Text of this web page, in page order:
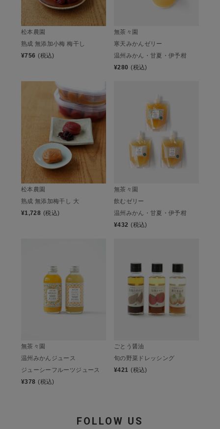
松本農園
熟成 無添加小梅 梅干し
¥756 (税込)
無茶々園
寒天みかんゼリー
温州みかん・甘夏・伊予柑
¥280 (税込)
松本農園
熟成 無添加梅干し 大
¥1,728 (税込)
無茶々園
飲むゼリー
温州みかん・甘夏・伊予柑
¥432 (税込)
無茶々園
温州みかんジュース
ジューシーフルーツジュース
¥378 (税込)
ごとう醤油
旬の野菜ドレッシング
¥421 (税込)
FOLLOW US